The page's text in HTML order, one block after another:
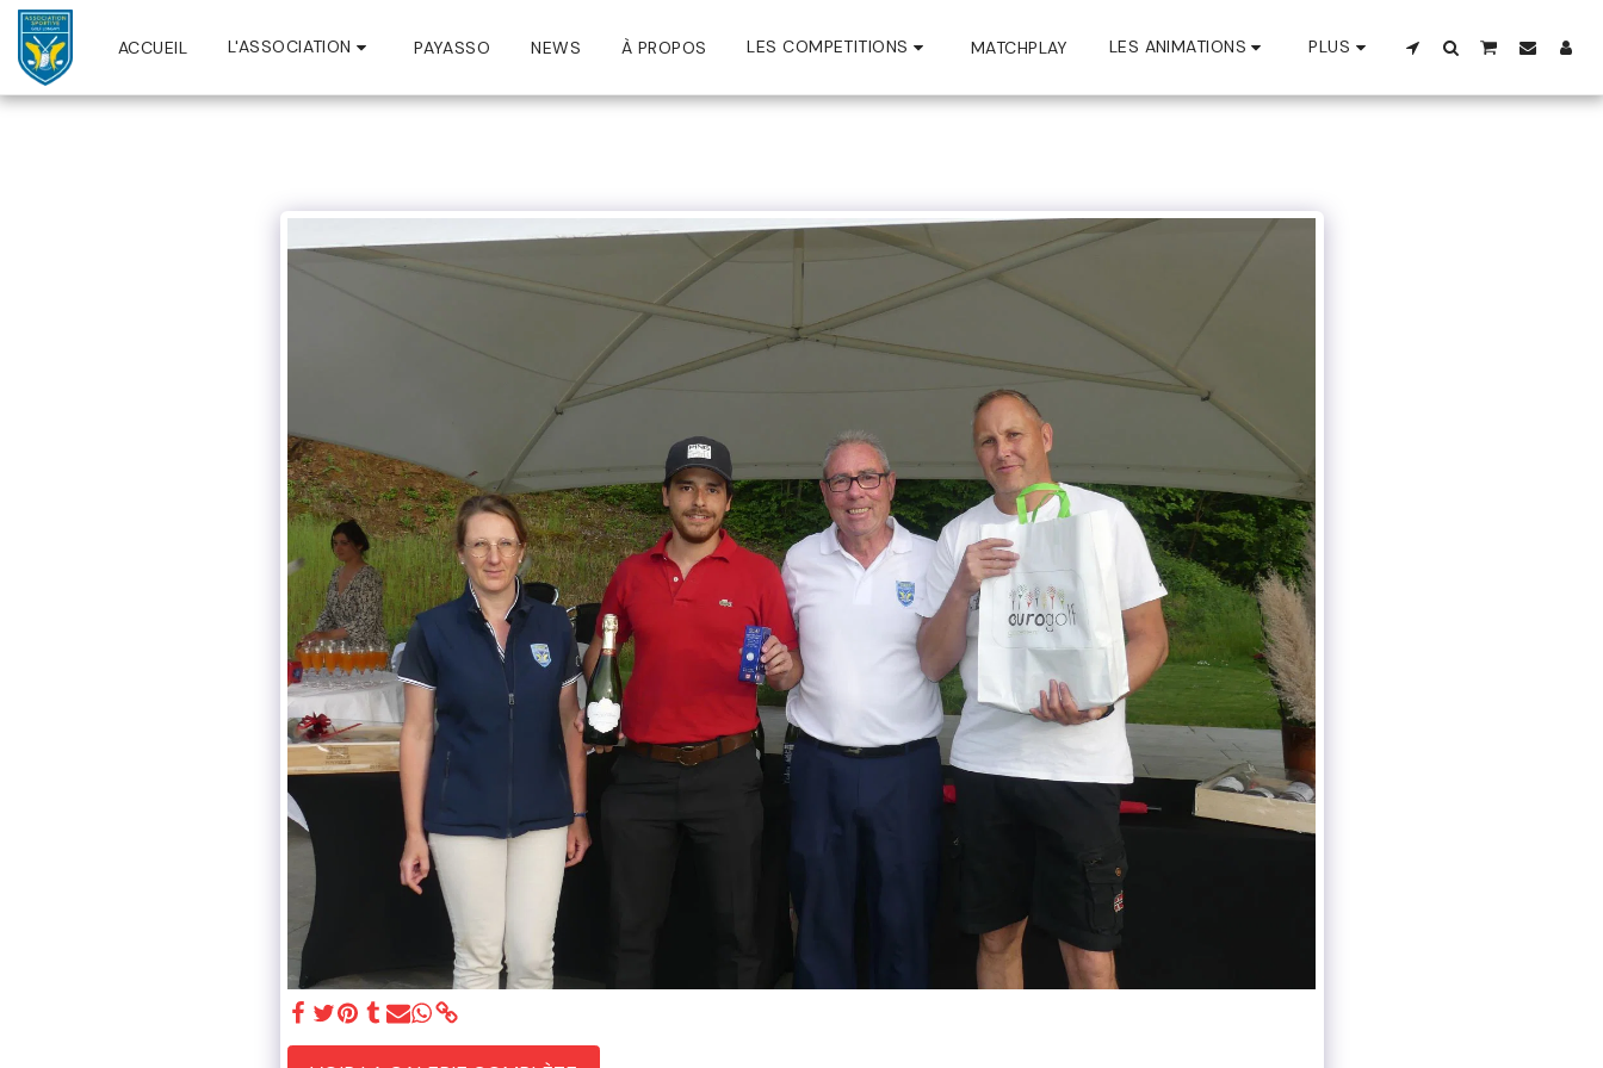
ACCUEIL L'ASSOCIATION PAYASSO NEWS À PROPOS LES COMPETITIONS MATCHPLAY LES ANIMATIONS PLUS